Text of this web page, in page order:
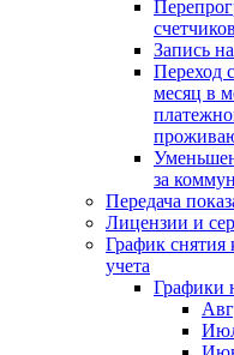
счетчиков
Запись
Переход
месяц в
за
Передача
Лицензии и
График снятия
учета
Графики